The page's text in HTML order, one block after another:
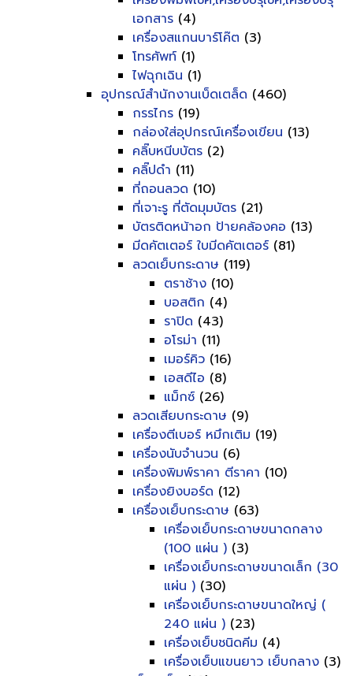
เอกสาร (4)
เครื่องสแกนบาร์โค๊ต (3)
โทรศัพท์ (1)
ไฟฉุกเฉิน (1)
อุปกรณ์สำนักงานเบ็ดเตล็ด (460)
กรรไกร (19)
กล่องใส่อุปกรณ์เครื่องเขียน (13)
คลิ๊บหนีบบัตร (2)
คลิ๊ปดำ (11)
ที่ถอนลวด (10)
ที่เจาะรู ที่ตัดมุมบัตร (21)
บัตรติดหน้าอก ป้ายคล้องคอ (13)
มีดคัตเตอร์ ใบมีดคัตเตอร์ (81)
ลวดเย็บกระดาษ (119)
ตราช้าง (10)
บอสติก (4)
ราปิด (43)
อโรม่า (11)
เมอร์คิว (16)
เอสดีไอ (8)
แม็กซ์ (26)
ลวดเสียบกระดาษ (9)
เครื่องตีเบอร์ หมึกเติม (19)
เครื่องนับจำนวน (6)
เครื่องพิมพ์ราคา ตีราคา (10)
เครื่องยิงบอร์ด (12)
เครื่องเย็บกระดาษ (63)
เครื่องเย็บกระดาษขนาดกลาง
(100 แผ่น ) (3)
เครื่องเย็บกระดาษขนาดเล็ก (30
แผ่น ) (30)
เครื่องเย็บกระดาษขนาดใหญ่ (
240 แผ่น ) (23)
เครื่องเย็บชนิดคีม (4)
เครื่องเย็บแขนยาว เย็บกลาง (3)